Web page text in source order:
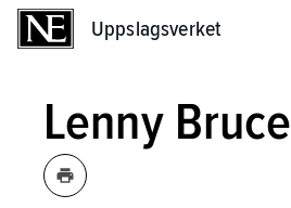
Uppslagsverket
Lenny Bruce